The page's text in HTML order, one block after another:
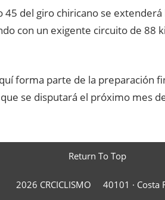
45 del giro chiricano se
con un exigente circuito de 88
forma parte de la preparación
que se disputará el próximo mes
Return To Top
2026 CRCICLISMO 40101 · Costa